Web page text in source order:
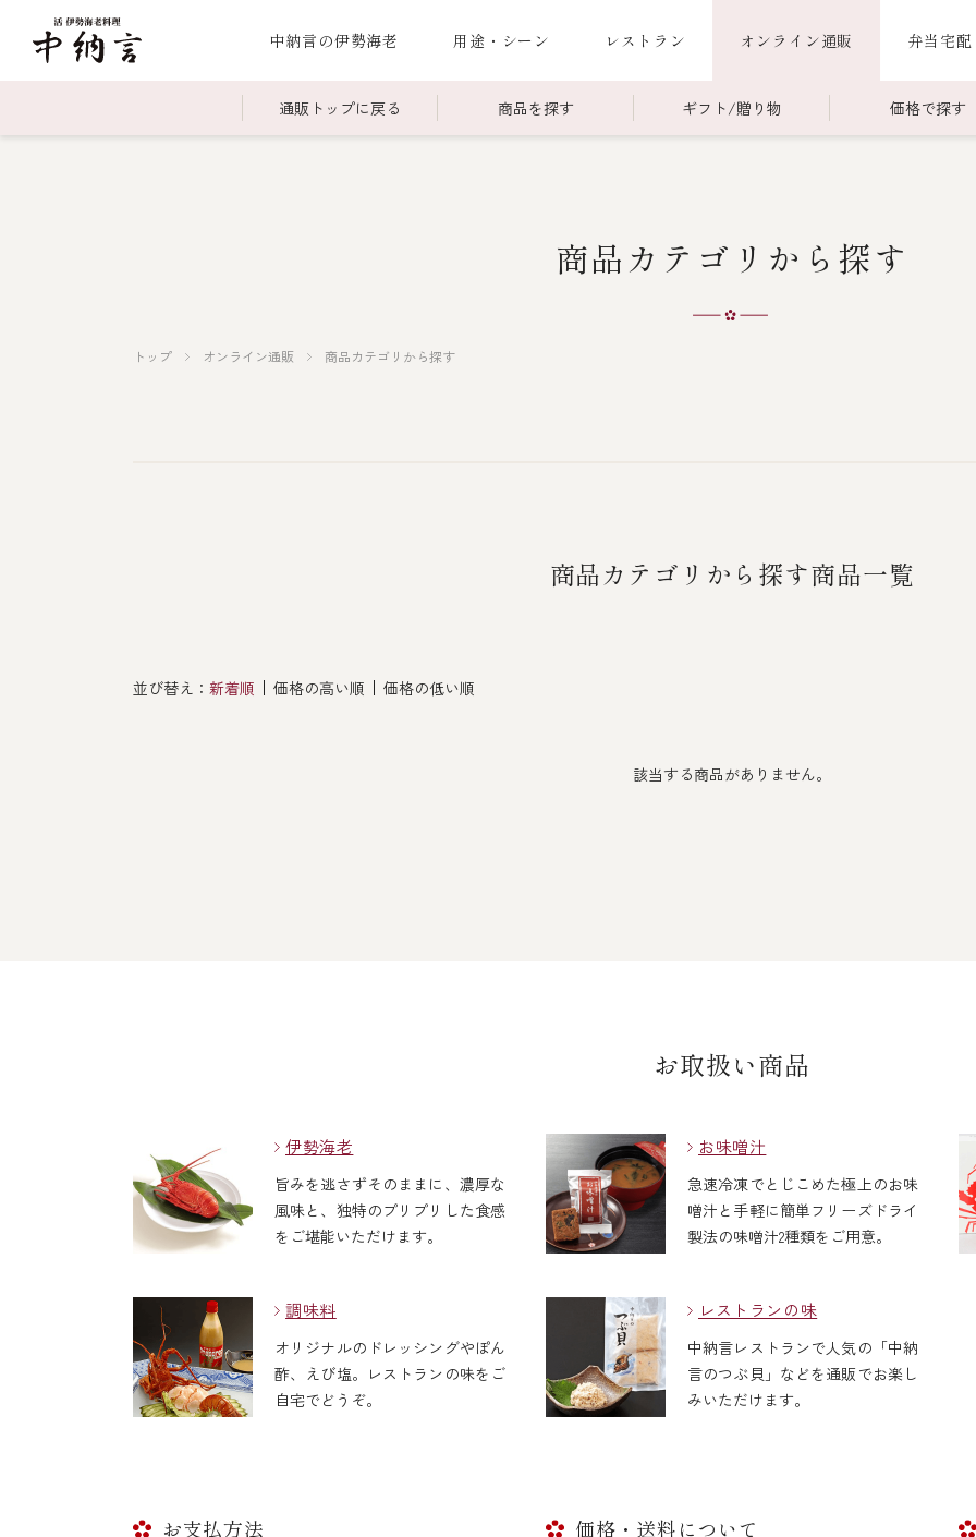
中納言の伊勢海老 用途・シーン レストラン オンライン通販 弁当宅
通販トップに戻る 商品を探す
海鮮鍋
ごちそう重
誕生日重
ギフト/贈り物 価格で探す
ご利用ガイド
商品カテゴリから探す
トップ オンライン通販 商品カテゴリから探す
商品カテゴリから探す商品一覧
並び替え： 新着順 価格の高い順 価格の低い順
該当する商品がありません。
お取扱い商品
伊勢海老
旨みを逃さずそのままに、濃厚な
風味と、独特のプリプリした食感
をご堪能いただけます。
お味噌汁
急速冷凍でとじこめた極上のお味
噌汁と手軽に簡単フリーズドライ
製法の味噌汁2種類をご用意。
調味料
オリジナルのドレッシングやぽん
酢、えび塩。レストランの味をご
自宅でどうぞ。
レストランの味
中納言レストランで人気の「中納
言のつぶ貝」などを通販でお楽し
みいただけます。
お支払方法 価格・送料について